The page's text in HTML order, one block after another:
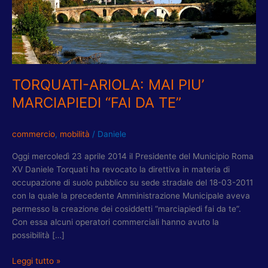
TORQUATI-ARIOLA: MAI PIU’
MARCIAPIEDI “FAI DA TE”
commercio, mobilità / Daniele
Oggi mercoledì 23 aprile 2014 il Presidente del Municipio Roma
XV Daniele Torquati ha revocato la direttiva in materia di
occupazione di suolo pubblico su sede stradale del 18-03-2011
con la quale la precedente Amministrazione Municipale aveva
permesso la creazione dei cosiddetti “marciapiedi fai da te”.
Con essa alcuni operatori commerciali hanno avuto la
possibilità […]
PIU’
MARCIAPIEDI
“FAI
DA
TE”
Leggi tutto »